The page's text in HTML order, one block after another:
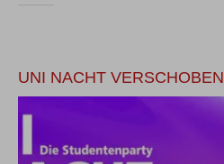
UNI NACHT VERSCHOBEN